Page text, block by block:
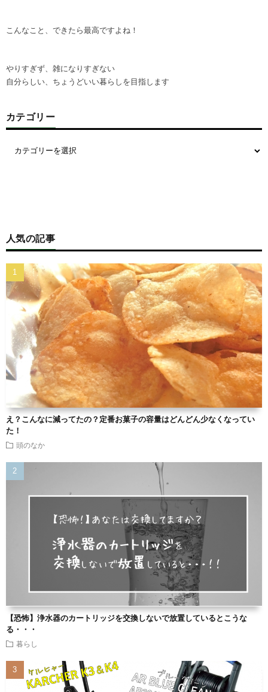
こんなこと、できたら最高ですよね！
やりすぎず、雑になりすぎない
自分らしい、ちょうどいい暮らしを目指します
カテゴリー
人気の記事
え？こんなに減ってたの？定番お菓子の容量はどんどん少なくなってい
た！
頭のなか
【恐怖】浄水器のカートリッジを交換しないで放置しているとこうな
る・・・
暮らし